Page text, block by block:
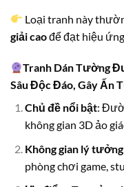
Loại tranh này
giải caođể đạt hiệu
Tranh Dán Tường
Sâu Độc Đáo, Gây Ấn
Chủ đề nổi bật:
không gian 3D ảo
Không gian lý tưởng
phòng chơi game,